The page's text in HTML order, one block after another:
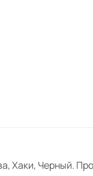
Хаки, Черный.